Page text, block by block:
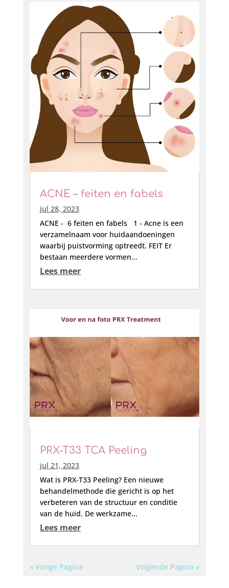
ACNE – feiten en fabels
jul 28, 2023
ACNE - 6 feiten en fabels 1 - Acne is een
verzamelnaam voor huidaandoeningen
waarbij puistvorming optreedt. FEIT Er
bestaan meerdere vormen...
Lees meer
PRX-T33 TCA Peeling
jul 21, 2023
Wat is PRX-T33 Peeling? Een nieuwe
behandelmethode die gericht is op het
verbeteren van de structuur en conditie
van de huid. De werkzame...
Lees meer
« Vorige Pagina Volgende Pagina »